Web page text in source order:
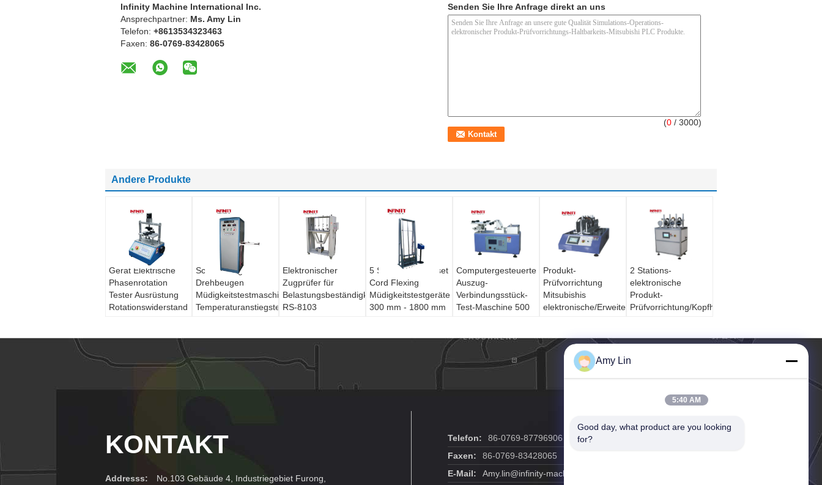
Infinity Machine International Inc.
Ansprechpartner: Ms. Amy Lin
Telefon: +8613534323463
Faxen: 86-0769-83428065
Senden Sie Ihre Anfrage direkt an uns
(0 / 3000)
Andere Produkte
Gerät Elektrische
Phasenrotation
Tester Ausrüstung
Rotationswiderstand
Schnurbeugen
Drehbeugen
Müdigkeitstestmaschine
Temperaturanstiegstest
Elektronischer
Zugprüfer für
Belastungsbeständigkeit
RS-8103
5 Stationen Handset
Cord Flexing
Müdigkeitstestgeräte
300 mm - 1800 mm
Computergesteuerte
Auszug-
Verbindungsstück-
Test-Maschine 500
Produkt-
Prüfvorrichtung
Mitsubishis
elektronische/Erweiterungs-
PLC-Steuerung
2 Stations-
elektronische
Produkt-
Prüfvorrichtung/Kopfhörer-
KONTAKT
Addresss: No.103 Gebäude 4, Industriegebiet Furong,
Telefon:
86-0769-87796906
Faxen:
86-0769-83428065
E-Mail:
Amy.lin@infinity-machine.com
Amy Lin
5:40 AM
Good day, what product are you looking
for?